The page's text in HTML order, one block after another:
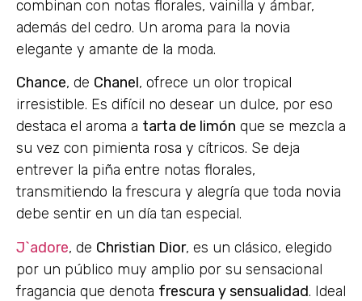
combinan con notas florales, vainilla y ámbar,
además del cedro. Un aroma para la novia
elegante y amante de la moda.
Chance, de Chanel, ofrece un olor tropical
irresistible. Es difícil no desear un dulce, por eso
destaca el aroma a tarta de limón que se mezcla a
su vez con pimienta rosa y cítricos. Se deja
entrever la piña entre notas florales,
transmitiendo la frescura y alegría que toda novia
debe sentir en un día tan especial.
J`adore, de Christian Dior, es un clásico, elegido
por un público muy amplio por su sensacional
fragancia que denota frescura y sensualidad. Ideal